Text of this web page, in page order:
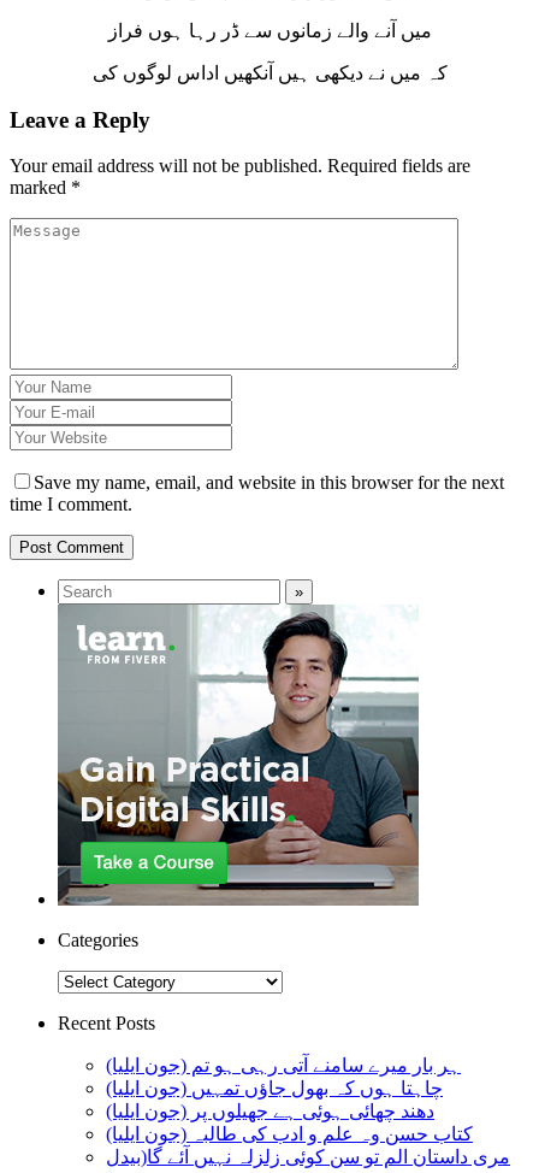
میں آنے والے زمانوں سے ڈر رہا ہوں فراز
کہ میں نے دیکھی ہیں آنکھیں اداس لوگوں کی
Leave a Reply
Your email address will not be published. Required fields are
marked *
Save my name, email, and website in this browser for the next
time I comment.
Categories
Categories
Recent Posts
ہر بار میرے سامنے آتی رہی ہو تم (جون ایلیا)
چاہتا ہوں کہ بھول جاؤں تمہیں (جون ایلیا)
دھند چھائی ہوئی ہے جھیلوں پر (جون ایلیا)
کتاب حسن وہ علم و ادب کی طالبہ (جون ایلیا)
مری داستان الم تو سن کوئی زلزلہ نہیں آئے گا(بیدل